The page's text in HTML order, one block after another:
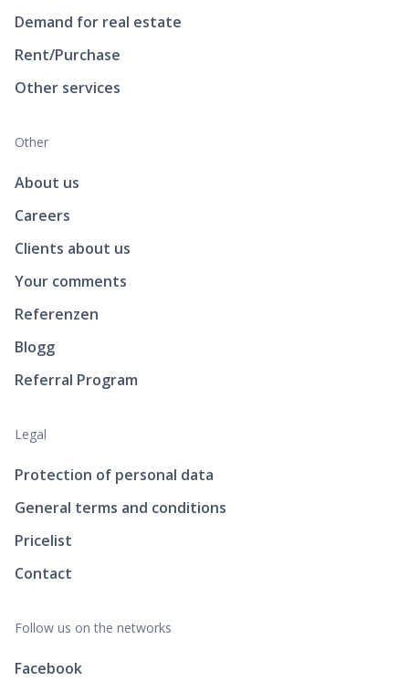
Demand for real estate
Rent/Purchase
Other services
Other
About us
Careers
Clients about us
Your comments
Referenzen
Blogg
Referral Program
Legal
Protection of personal data
General terms and conditions
Pricelist
Contact
Follow us on the networks
Facebook